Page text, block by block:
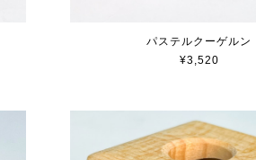
パステルクーゲルン
¥3,520